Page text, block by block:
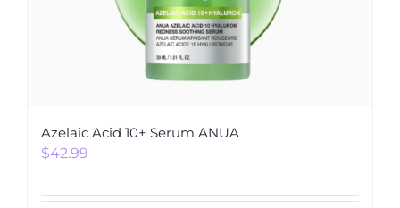
Azelaic Acid 10+ Serum ANUA
$42.99